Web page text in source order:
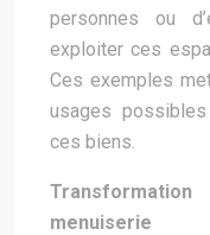
personnes ou
exploiter ces
Ces exemples
usages
ces biens.
menuiserie